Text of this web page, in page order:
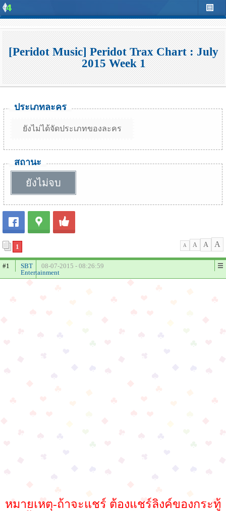
[Peridot Music] Peridot Trax Chart : July
2015 Week 1
ประเภทละคร
ยังไม่ได้จัดประเภทของละคร
สถานะ
ยังไม่จบ
1 A A A A
#1
SBT
Entertainment
08-07-2015 - 08:26:59
หมายเหตุ-ถ้าจะแชร์ ต้องแชร์ลิงค์ของกระทู้